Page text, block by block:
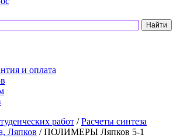
и оплата
работ /Расчеты синтеза
Ляпков / ПОЛИМЕРЫ Ляпков 5-1